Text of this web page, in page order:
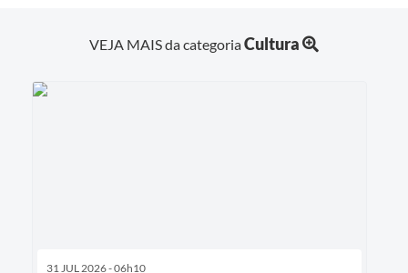
VEJA MAIS da categoriaCultura
31 JUL 2026 - 06h10